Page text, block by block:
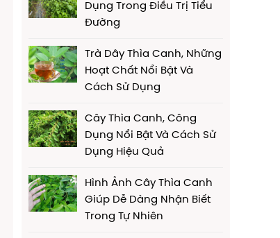
Dụng Trong Điều Trị Tiểu
Đường
Trà Dây Thìa Canh, Những
Hoạt Chất Nổi Bật Và
Cách Sử Dụng
Cây Thìa Canh, Công
Dụng Nổi Bật Và Cách Sử
Dụng Hiệu Quả
Hình Ảnh Cây Thìa Canh
Giúp Dễ Dàng Nhận Biết
Trong Tự Nhiên